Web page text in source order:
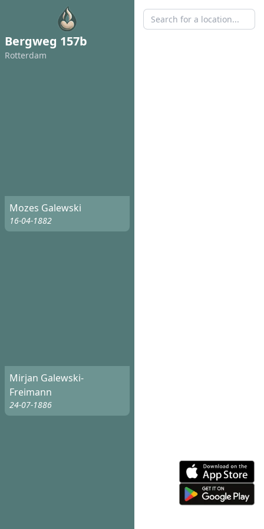
Bergweg 157b
Rotterdam
Mozes Galewski
16-04-1882
Mirjan Galewski-
Freimann
24-07-1886